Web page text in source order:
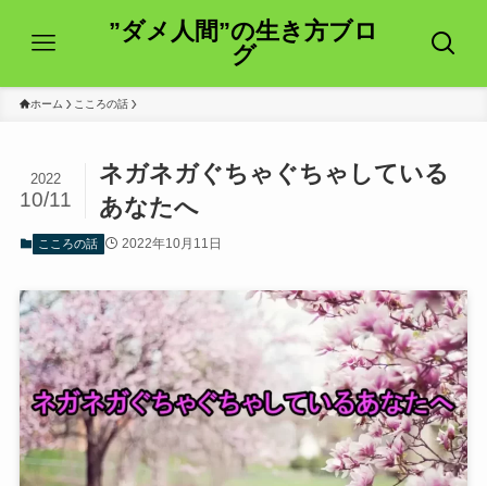
”ダメ人間”の生き方ブロ
グ
ホーム こころの話
ネガネガぐちゃぐちゃしている
あなたへ
2022
10/11
こころの話 2022年10月11日